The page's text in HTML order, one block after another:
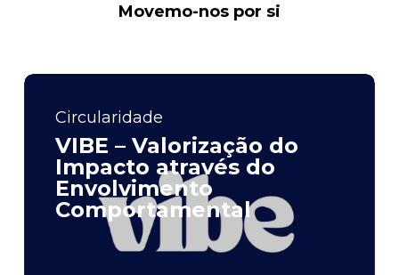
Movemo-nos por si
Circularidade
VIBE – Valorização do
Impacto através do
Envolvimento
Comportamental